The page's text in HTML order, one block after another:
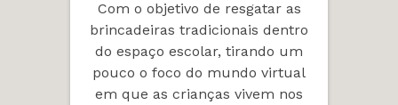
Com o objetivo de resgatar as
brincadeiras tradicionais dentro
do espaço escolar, tirando um
pouco o foco do mundo virtual
em que as crianças vivem nos